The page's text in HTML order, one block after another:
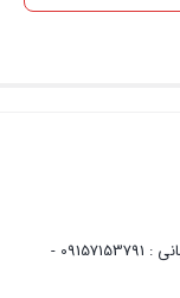
واحد پشتیبانی مشتریان : 05135092741 - واحد پشتیبانی : 09157153791 -